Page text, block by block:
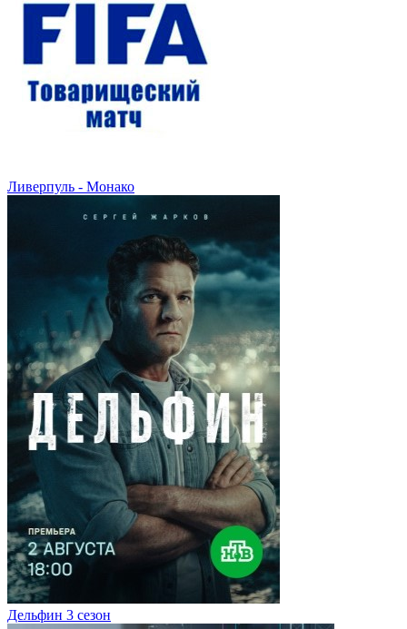
Ливерпуль - Монако
Дельфин 3 сезон